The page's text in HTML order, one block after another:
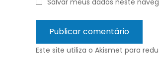
Este site utiliza o Akismet para